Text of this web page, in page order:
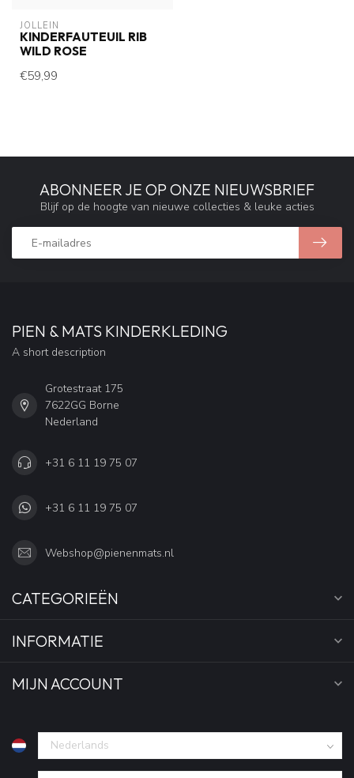
JOLLEIN
KINDERFAUTEUIL RIB
WILD ROSE
€59,99
ABONNEER JE OP ONZE NIEUWSBRIEF
Blijf op de hoogte van nieuwe collecties & leuke acties
PIEN & MATS KINDERKLEDING
A short description
Grotestraat 175
7622GG Borne
Nederland
+31 6 11 19 75 07
+31 6 11 19 75 07
Webshop@pienenmats.nl
CATEGORIEËN
INFORMATIE
MIJN ACCOUNT